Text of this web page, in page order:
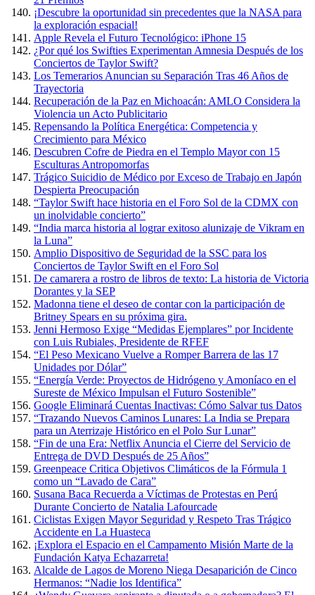
¡Descubre la oportunidad sin precedentes que la NASA para
la exploración espacial!
Apple Revela el Futuro Tecnológico: iPhone 15
¿Por qué los Swifties Experimentan Amnesia Después de los
Conciertos de Taylor Swift?
Los Temerarios Anuncian su Separación Tras 46 Años de
Trayectoria
Recuperación de la Paz en Michoacán: AMLO Considera la
Violencia un Acto Publicitario
Repensando la Política Energética: Competencia y
Crecimiento para México
Descubren Cofre de Piedra en el Templo Mayor con 15
Esculturas Antropomorfas
Trágico Suicidio de Médico por Exceso de Trabajo en Japón
Despierta Preocupación
“Taylor Swift hace historia en el Foro Sol de la CDMX con
un inolvidable concierto”
“India marca historia al lograr exitoso alunizaje de Vikram en
la Luna”
Amplio Dispositivo de Seguridad de la SSC para los
Conciertos de Taylor Swift en el Foro Sol
De camarera a rostro de libros de texto: La historia de Victoria
Dorantes y la SEP
Madonna tiene el deseo de contar con la participación de
Britney Spears en su próxima gira.
Jenni Hermoso Exige “Medidas Ejemplares” por Incidente
con Luis Rubiales, Presidente de RFEF
“El Peso Mexicano Vuelve a Romper Barrera de las 17
Unidades por Dólar”
“Energía Verde: Proyectos de Hidrógeno y Amoníaco en el
Sureste de México Impulsan el Futuro Sostenible”
Google Eliminará Cuentas Inactivas: Cómo Salvar tus Datos
“Trazando Nuevos Caminos Lunares: La India se Prepara
para un Aterrizaje Histórico en el Polo Sur Lunar”
“Fin de una Era: Netflix Anuncia el Cierre del Servicio de
Entrega de DVD Después de 25 Años”
Greenpeace Critica Objetivos Climáticos de la Fórmula 1
como un “Lavado de Cara”
Susana Baca Recuerda a Víctimas de Protestas en Perú
Durante Concierto de Natalia Lafourcade
Ciclistas Exigen Mayor Seguridad y Respeto Tras Trágico
Accidente en La Huasteca
¡Explora el Espacio en el Campamento Misión Marte de la
Fundación Katya Echazarreta!
Alcalde de Lagos de Moreno Niega Desaparición de Cinco
Hermanos: “Nadie los Identifica”